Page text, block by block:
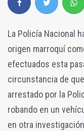
La Policía Nacional
origen marroquí
efectuados esta
circunstancia de
arrestado por la
robando en un
en otra